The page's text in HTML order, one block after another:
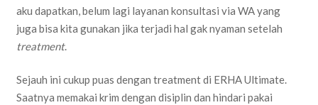
aku dapatkan, belum lagi layanan konsultasi via WA yang
juga bisa kita gunakan jika terjadi hal gak nyaman setelah
treatment.
Sejauh ini cukup puas dengan treatment di ERHA Ultimate.
Saatnya memakai krim dengan disiplin dan hindari pakai